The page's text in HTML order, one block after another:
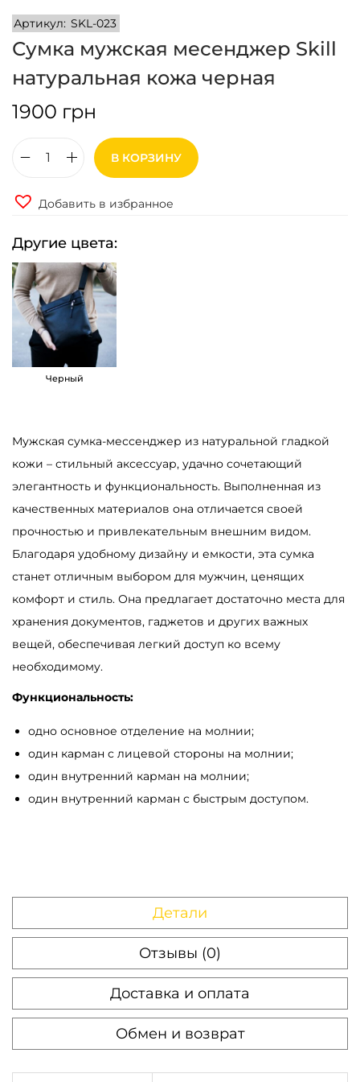
Артикул: SKL-023
Сумка мужская месенджер Skill
натуральная кожа черная
1900 грн
л
е
с
т
в
о
в
а
р
а
С
у
м
к
а
м
у
к
а
я
м
ж
р
i
l
В КОРЗИНУ
Добавить в избранное
Другие цвета:
Черный
Мужская сумка-мессенджер из натуральной гладкой
кожи – стильный аксессуар, удачно сочетающий
элегантность и функциональность. Выполненная из
качественных материалов она отличается своей
прочностью и привлекательным внешним видом.
Благодаря удобному дизайну и емкости, эта сумка
станет отличным выбором для мужчин, ценящих
комфорт и стиль. Она предлагает достаточно места для
хранения документов, гаджетов и других важных
вещей, обеспечивая легкий доступ ко всему
необходимому.
Функциональность:
одно основное отделение на молнии;
один карман с лицевой стороны на молнии;
один внутренний карман на молнии;
один внутренний карман с быстрым доступом.
Детали
Отзывы (0)
Доставка и оплата
Обмен и возврат